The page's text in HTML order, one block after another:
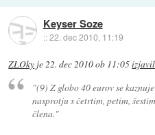
Keyser Soze
::22. dec 2010, 11:19
ZLOky je22. dec 2010 ob 11:05izjavil
"(9) Z globo 40 eurov se
nasprotju s četrtim, petim,
člena."